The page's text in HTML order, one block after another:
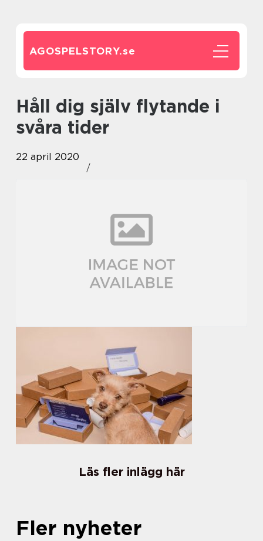
AGOSPELSTORY.se
Håll dig själv flytande i
svåra tider
22 april 2020
Läs fler inlägg här
Fler nyheter